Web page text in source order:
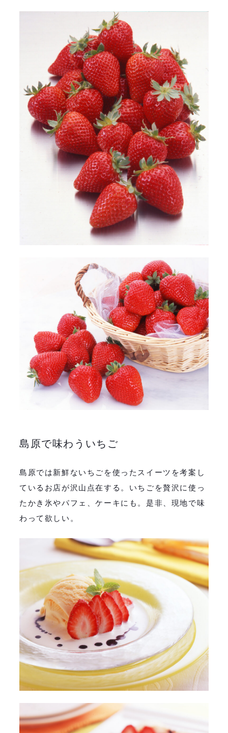
島原で味わういちご
島原では新鮮ないちごを使ったスイーツを考案し
ているお店が沢山点在する。いちごを贅沢に使っ
たかき氷やパフェ、ケーキにも。是非、現地で味
わって欲しい。